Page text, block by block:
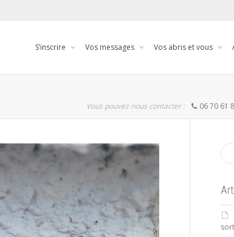
S’inscrire Vos messages Vos abris et vous
Vous pouvez nous contacter : 06 70 61